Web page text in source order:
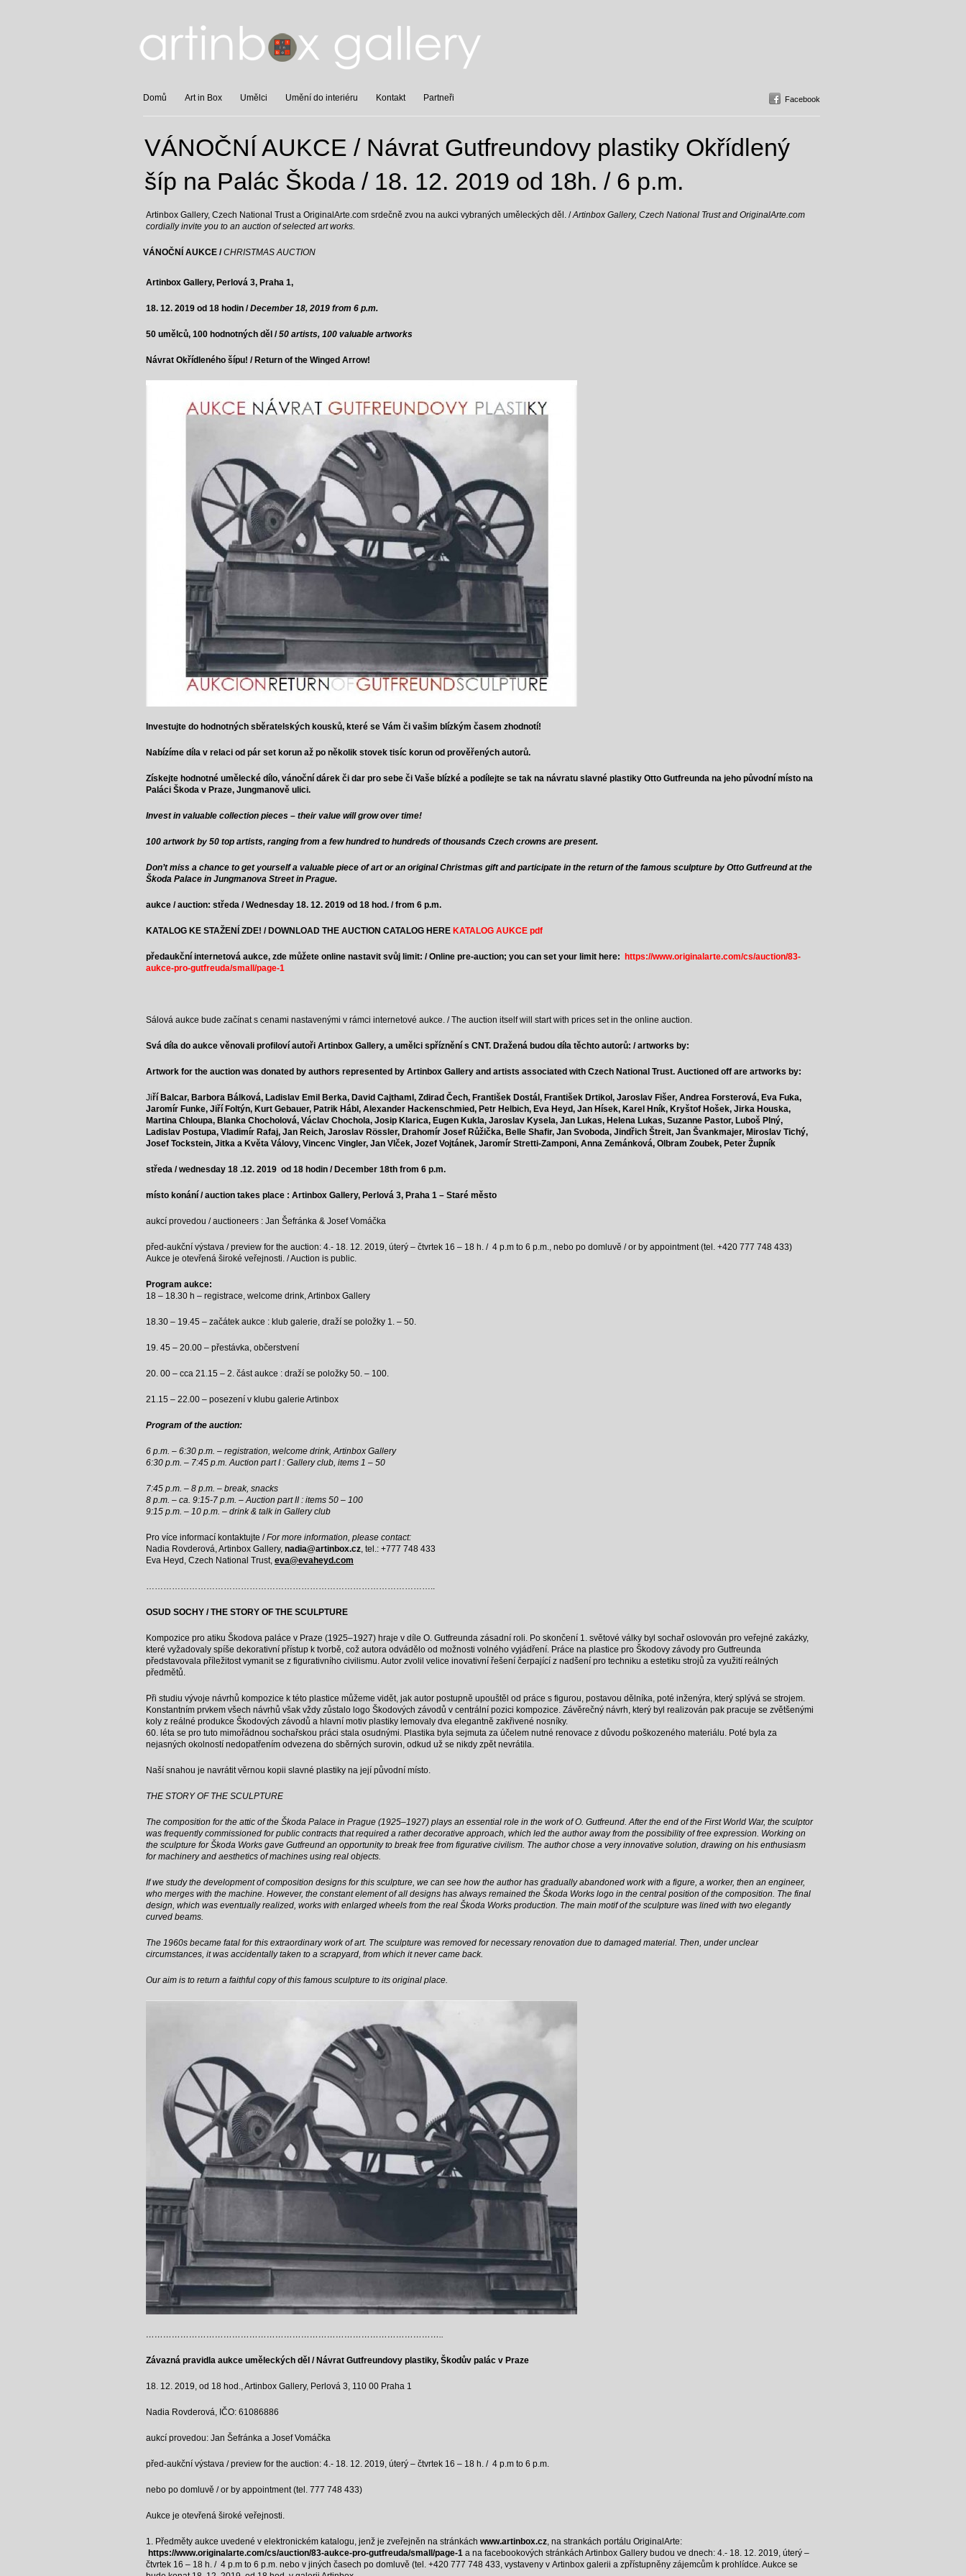
Facebook
Domů Art in Box Umělci Umění do interiéru Kontakt Partneři
VÁNOČNÍ AUKCE / Návrat Gutfreundovy plastiky Okřídlený
šíp na Palác Škoda / 18. 12. 2019 od 18h. / 6 p.m.
Artinbox Gallery, Czech National Trust a OriginalArte.com srdečně zvou na aukci vybraných uměleckých děl. /Artinbox Gallery, Czech National Trust and OriginalArte.com
cordially invite you to an auction of selected art works.
VÁNOČNÍ AUKCE /CHRISTMAS AUCTION
Artinbox Gallery, Perlová 3, Praha 1,
18. 12. 2019 od 18 hodin /December 18, 2019 from 6 p.m.
50 umělců, 100 hodnotných děl /50 artists, 100 valuable artworks
Návrat Okřídleného šípu! / Return of the Winged Arrow!
Investujte do hodnotných sběratelských kousků, které se Vám či vašim blízkým časem zhodnotí!
Nabízíme díla v relaci od pár set korun až po několik stovek tisíc korun od prověřených autorů.
Získejte hodnotné umělecké dílo, vánoční dárek či dar pro sebe či Vaše blízké a podílejte se tak na návratu slavné plastiky Otto Gutfreunda na jeho původní místo na
Paláci Škoda v Praze, Jungmanově ulici.
Invest in valuable collection pieces – their value will grow over time!
100 artwork by 50 top artists, ranging from a few hundred to hundreds of thousands Czech crowns are present.
Don’t miss a chance to get yourself a valuable piece of art or an original Christmas gift and participate in the return of the famous sculpture by Otto Gutfreund at the
Škoda Palace in Jungmanova Street in Prague.
aukce / auction: středa / Wednesday 18. 12. 2019 od 18 hod. / from 6 p.m.
KATALOG KE STAŽENÍ ZDE! / DOWNLOAD THE AUCTION CATALOG HERE KATALOG AUKCE pdf
předaukční internetová aukce, zde můžete online nastavit svůj limit: / Online pre-auction; you can set your limit here:
https://www.originalarte.com/cs/auction/83-
aukce-pro-gutfreuda/small/page-1
Sálová aukce bude začínat s cenami nastavenými v rámci internetové aukce. / The auction itself will start with prices set in the online auction.
Svá díla do aukce věnovali profiloví autoři Artinbox Gallery, a umělci spříznění s CNT. Dražená budou díla těchto autorů: /artworks by:
Artwork for the auction was donated by authors represented by Artinbox Gallery and artists associated with Czech National Trust. Auctioned off are artworks by:
Jiří Balcar, Barbora Bálková, Ladislav Emil Berka, David Cajthaml, Zdirad Čech, František Dostál, František Drtikol, Jaroslav Fišer, Andrea Forsterová, Eva Fuka,
Jaromír Funke, Jiří Foltýn, Kurt Gebauer, Patrik Hábl, Alexander Hackenschmied, Petr Helbich, Eva Heyd, Jan Hísek, Karel Hník, Kryštof Hošek, Jirka Houska,
Martina Chloupa, Blanka Chocholová, Václav Chochola, Josip Klarica, Eugen Kukla, Jaroslav Kysela, Jan Lukas, Helena Lukas, Suzanne Pastor, Luboš Plný,
Ladislav Postupa, Vladimír Rafaj, Jan Reich, Jaroslav Rössler, Drahomír Josef Růžička, Belle Shafir, Jan Svoboda, Jindřich Štreit, Jan Švankmajer, Miroslav Tichý,
Josef Tockstein, Jitka a Květa Válovy, Vincenc Vingler, Jan Vlček, Jozef Vojtánek, Jaromír Stretti-Zamponi, Anna Zemánková, Olbram Zoubek, Peter Župník
středa / wednesday 18 .12. 2019 od 18 hodin / December 18th from 6 p.m.
místo konání / auction takes place : Artinbox Gallery, Perlová 3, Praha 1 – Staré město
aukcí provedou / auctioneers : Jan Šefránka & Josef Vomáčka
před-aukční výstava / preview for the auction: 4.- 18. 12. 2019, úterý – čtvrtek 16 – 18 h. / 4 p.m to 6 p.m., nebo po domluvě / or by appointment (tel. +420 777 748 433)
Aukce je otevřená široké veřejnosti. / Auction is public.
Program aukce:
18 – 18.30 h – registrace, welcome drink, Artinbox Gallery
18.30 – 19.45 – začátek aukce : klub galerie, draží se položky 1. – 50.
19. 45 – 20.00 – přestávka, občerstvení
20. 00 – cca 21.15 – 2. část aukce : draží se položky 50. – 100.
21.15 – 22.00 – posezení v klubu galerie Artinbox
Program of the auction:
6 p.m. – 6:30 p.m. – registration, welcome drink, Artinbox Gallery
6:30 p.m. – 7:45 p.m. Auction part I : Gallery club, items 1 – 50
7:45 p.m. – 8 p.m. – break, snacks
8 p.m. – ca. 9:15-7 p.m. – Auction part II : items 50 – 100
9:15 p.m. – 10 p.m. – drink & talk in Gallery club
Pro více informací kontaktujte /For more information, please contact:
Nadia Rovderová, Artinbox Gallery, nadia@artinbox.cz, tel.: +777 748 433
Eva Heyd, Czech National Trust, eva@evaheyd.com
………………………………………………………………………………………..
OSUD SOCHY / THE STORY OF THE SCULPTURE
Kompozice pro atiku Škodova paláce v Praze (1925–1927) hraje v díle O. Gutfreunda zásadní roli. Po skončení 1. světové války byl sochař oslovován pro veřejné zakázky,
které vyžadovaly spíše dekorativní přístup k tvorbě, což autora odvádělo od možnosti volného vyjádření. Práce na plastice pro Škodovy závody pro Gutfreunda
představovala příležitost vymanit se z figurativního civilismu. Autor zvolil velice inovativní řešení čerpající z nadšení pro techniku a estetiku strojů za využití reálných
předmětů.
Při studiu vývoje návrhů kompozice k této plastice můžeme vidět, jak autor postupně upouštěl od práce s figurou, postavou dělníka, poté inženýra, který splývá se strojem.
Konstantním prvkem všech návrhů však vždy zůstalo logo Škodových závodů v centrální pozici kompozice. Závěrečný návrh, který byl realizován pak pracuje se zvětšenými
koly z reálné produkce Škodových závodů a hlavní motiv plastiky lemovaly dva elegantně zakřivené nosníky.
60. léta se pro tuto mimořádnou sochařskou práci stala osudnými. Plastika byla sejmuta za účelem nutné renovace z důvodu poškozeného materiálu. Poté byla za
nejasných okolností nedopatřením odvezena do sběrných surovin, odkud už se nikdy zpět nevrátila.
Naší snahou je navrátit věrnou kopii slavné plastiky na její původní místo.
THE STORY OF THE SCULPTURE
The composition for the attic of the Škoda Palace in Prague (1925–1927) plays an essential role in the work of O. Gutfreund. After the end of the First World War, the sculptor
was frequently commissioned for public contracts that required a rather decorative approach, which led the author away from the possibility of free expression. Working on
the sculpture for Škoda Works gave Gutfreund an opportunity to break free from figurative civilism. The author chose a very innovative solution, drawing on his enthusiasm
for machinery and aesthetics of machines using real objects.
If we study the development of composition designs for this sculpture, we can see how the author has gradually abandoned work with a figure, a worker, then an engineer,
who merges with the machine. However, the constant element of all designs has always remained the Škoda Works logo in the central position of the composition. The final
design, which was eventually realized, works with enlarged wheels from the real Škoda Works production. The main motif of the sculpture was lined with two elegantly
curved beams.
The 1960s became fatal for this extraordinary work of art. The sculpture was removed for necessary renovation due to damaged material. Then, under unclear
circumstances, it was accidentally taken to a scrapyard, from which it never came back.
Our aim is to return a faithful copy of this famous sculpture to its original place.
…………………………………………………………………………………………..
Závazná pravidla aukce uměleckých děl / Návrat Gutfreundovy plastiky, Škodův palác v Praze
18. 12. 2019, od 18 hod., Artinbox Gallery, Perlová 3, 110 00 Praha 1
Nadia Rovderová, IČO: 61086886
aukcí provedou: Jan Šefránka a Josef Vomáčka
před-aukční výstava / preview for the auction: 4.- 18. 12. 2019, úterý – čtvrtek 16 – 18 h. / 4 p.m to 6 p.m.
nebo po domluvě / or by appointment (tel. 777 748 433)
Aukce je otevřená široké veřejnosti.
1. Předměty aukce uvedené v elektronickém katalogu, jenž je zveřejněn na stránkách www.artinbox.cz, na strankách portálu OriginalArte:
https://www.originalarte.com/cs/auction/83-aukce-pro-gutfreuda/small/page-1 a na facebookových stránkách Artinbox Gallery budou ve dnech: 4.- 18. 12. 2019, úterý –
čtvrtek 16 – 18 h. / 4 p.m to 6 p.m. nebo v jiných časech po domluvě (tel. +420 777 748 433, vystaveny v Artinbox galerii a zpřístupněny zájemcům k prohlídce. Aukce se